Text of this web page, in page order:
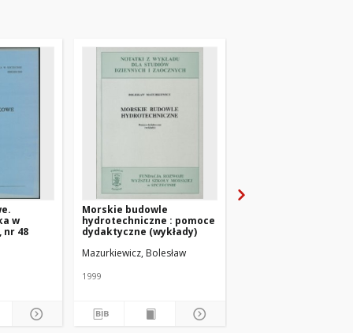
w
nr 48
Morskie budowle
hydrotechniczne : pomoce
dydaktyczne (wykłady)
Mazurkiewicz, Bolesław
1999